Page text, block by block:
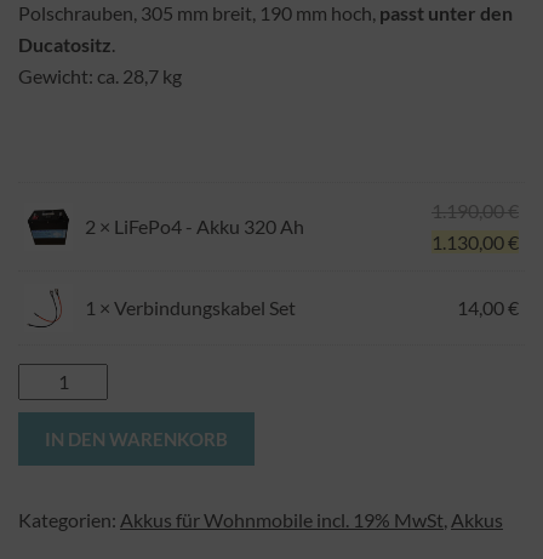
Polschrauben, 305 mm breit, 190 mm hoch, passt unter den
Ducatositz.
Gewicht: ca. 28,7 kg
2 × LiFePo4 - Akku 320 Ah
1.190,00€
1.130,00€
ist:
1 × Verbindungskabel Set 14,00€
Bundle
2x320
640
Menge
IN DEN WARENKORB
Kategorien: Akkus für Wohnmobile incl. 19% MwSt, Akkus